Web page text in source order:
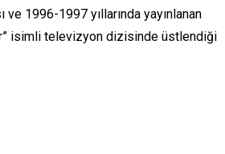
ve 1996-1997 yıllarında yayınlanan
isimli televizyon dizisinde üstlendiği